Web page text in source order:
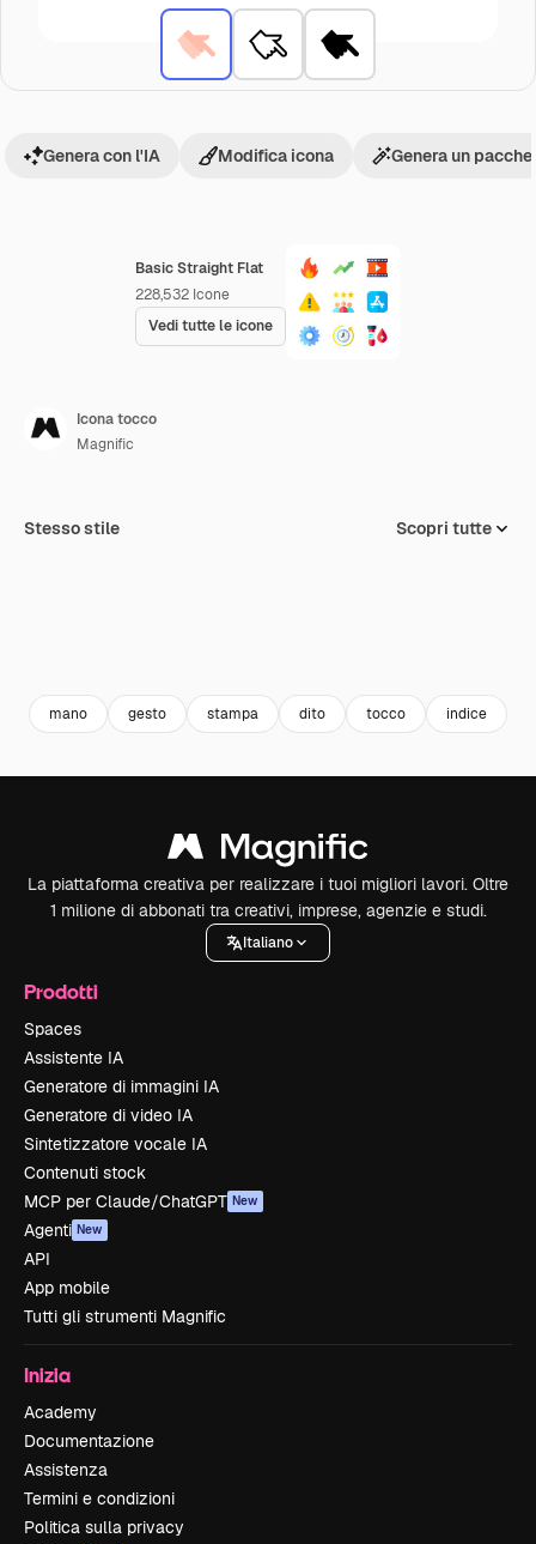
Basic Straight Flat
228,532 Icone
Vedi tutte le icone
Genera con l'IA Modifica icona Genera un
Icona tocco
Magnific
Stesso stile Scopri tutte
mano gesto stampa dito tocco indice
La piattaforma creativa per realizzare i tuoi migliori lavori. Oltre
1 milione di abbonati tra creativi, imprese, agenzie e studi.
Italiano
Prodotti
Spaces
Assistente IA
Generatore di immagini IA
Generatore di video IA
Sintetizzatore vocale IA
Contenuti stock
MCP per Claude/ChatGPT New
Agenti New
API
App mobile
Tutti gli strumenti Magnific
Inizia
Academy
Documentazione
Assistenza
Termini e condizioni
Politica sulla privacy